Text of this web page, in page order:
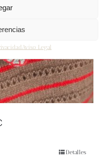
Aviso Legal
Detalles